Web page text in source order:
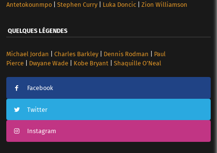
Antetokounmpo| Stephen Curry| Luka Doncic| Zion Williamson
QUELQUES LÉGENDES
Michael Jordan Charles Barkley| Dennis Rodman
Paul
Pierce| Dwyane Wade| Kobe Bryant| Shaquille O’Neal
Facebook
Twitter
Instagram